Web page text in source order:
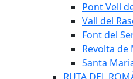
Pont Vell
Vall del
Font del
Revolta de
Santa